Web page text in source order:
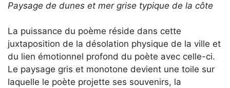
Paysage de dunes et mer grise typique de la côte
La puissance du poème réside dans cette
juxtaposition de la désolation physique de la ville et
du lien émotionnel profond du poète avec celle-ci.
Le paysage gris et monotone devient une toile sur
laquelle le poète projette ses souvenirs, la